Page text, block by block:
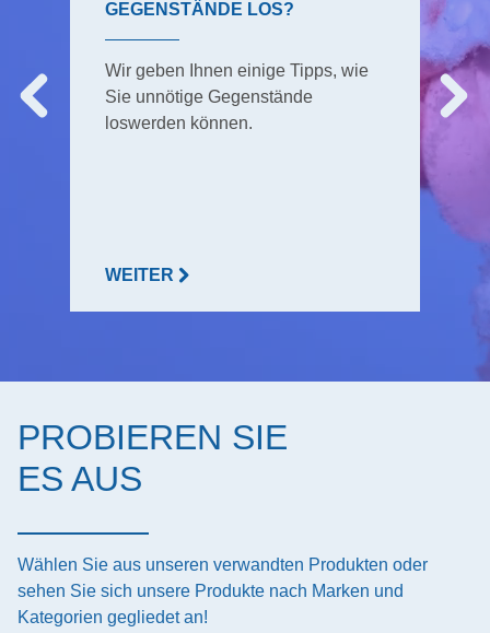
GEGENSTÄNDE LOS?
Wir geben Ihnen einige Tipps, wie
Sie unnötige Gegenstände
loswerden können.
WEITER
PROBIEREN SIE
ES AUS
Wählen Sie aus unseren verwandten Produkten oder
sehen Sie sich unsere Produkte nach Marken und
Kategorien gegliedet an!